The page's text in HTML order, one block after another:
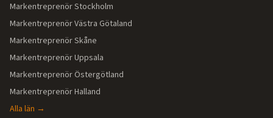
MarkentreprenörStockholm
MarkentreprenörVästra Götaland
MarkentreprenörSkåne
MarkentreprenörUppsala
MarkentreprenörÖstergötland
MarkentreprenörHalland
Alla län →